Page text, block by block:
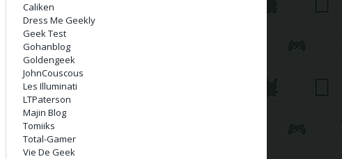
Caliken
Dress Me Geekly
Geek Test
Gohanblog
Goldengeek
JohnCouscous
Les Illuminati
LTPaterson
Majin Blog
Tomiiks
Total-Gamer
Vie De Geek